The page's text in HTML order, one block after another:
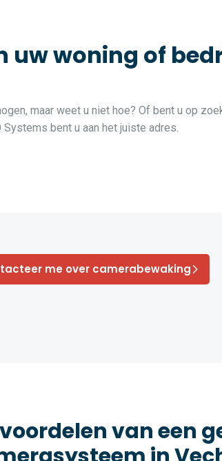
uw woning of
maar weet u niet hoe? Of bent u op
bent u aan het juiste adres.
me over camerabewaking
van een